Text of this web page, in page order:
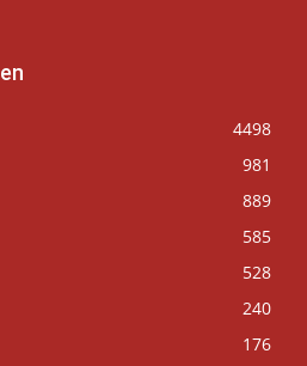
4498
981
889
585
528
240
176